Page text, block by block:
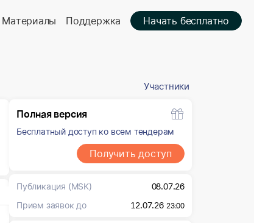
Материалы Поддержка Начать бесплатно
Участники
Полная версия
Бесплатный доступ ко всем тендерам
Получить доступ
Публикация (MSK)
08.07.26
Прием заявок до
12.07.26 23:00